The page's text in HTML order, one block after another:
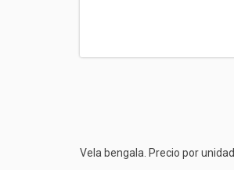
Vela bengala. Precio por unidad.